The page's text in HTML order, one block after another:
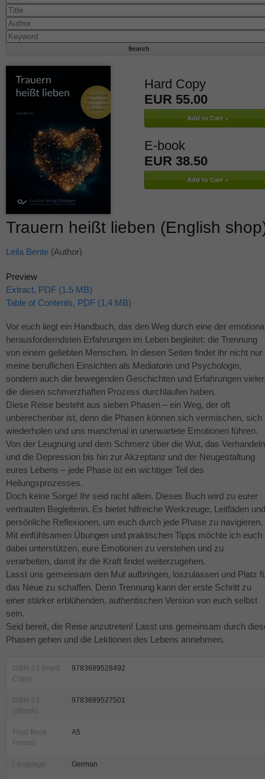
Hard Copy
EUR 55.00
E-book
EUR 38.50
Trauern heißt lieben (English
Leila Bente (Author)
Preview
Extract, PDF (1.5 MB)
Table of Contents, PDF (1.4 MB)
Vor euch liegt ein Handbuch, das den Weg durch eine der
herausforderndsten Erfahrungen im Leben begleitet: die Trennung
von einem geliebten Menschen. In diesen Seiten findet ihr nicht nur
meine beruflichen Einsichten als Mediatorin und Psychologin,
sondern auch die bewegenden Geschichten und Erfahrungen
die diesen schmerzhaften Prozess durchlaufen haben.
Diese Reise besteht aus sieben Phasen – ein Weg, der oft
unberechenbar ist, denn die Phasen können sich vermischen, sich
wiederholen und uns manchmal in unerwartete Emotionen führen.
Von der Leugnung und dem Schmerz über die Wut, das Verhandeln
und die Depression bis hin zur Akzeptanz und der Neugestaltung
eures Lebens – jede Phase ist ein wichtiger Teil des
Heilungsprozesses.
Doch keine Sorge! Ihr seid nicht allein. Dieses Buch wird zu eurer
vertrauten Begleiterin. Es bietet hilfreiche Werkzeuge, Leitfäden und
persönliche Reflexionen, um euch durch jede Phase zu navigieren.
Mit einfühlsamen Übungen und praktischen Tipps möchte ich euch
dabei unterstützen, eure Emotionen zu verstehen und zu
verarbeiten, damit ihr die Kraft findet weiterzugehen.
Lasst uns gemeinsam den Mut aufbringen, loszulassen und Platz
das Neue zu schaffen. Denn Trennung kann der erste Schritt zu
einer stärker erblühenden, authentischen Version von euch selbst
sein.
Seid bereit, die Reise anzutreten! Lasst uns gemeinsam durch
Phasen gehen und die Lektionen des Lebens annehmen.
ISBN-13 (Hard
Copy)
9783689528492
ISBN-13
(eBook)
9783689527501
Final Book
Format
A5
Language German